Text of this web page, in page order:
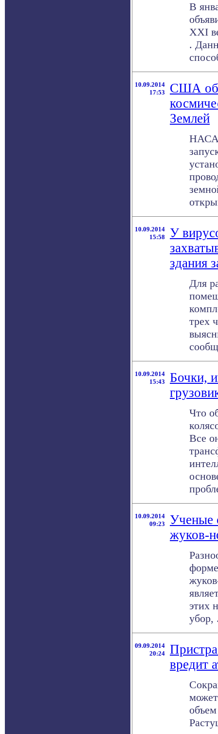
В
XXI
.
10.09.2014
17:53
США
Землей
НАСА
10.09.2014
15:58
У
здания
Для
трех
10.09.2014
15:43
Бочки,
Что
Все
10.09.2014
09:23
Ученые
жуков-
этих
убор,
09.09.2014
20:24
вредит